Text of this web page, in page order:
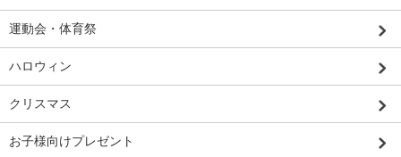
運動会・体育祭
ハロウィン
クリスマス
お子様向けプレゼント